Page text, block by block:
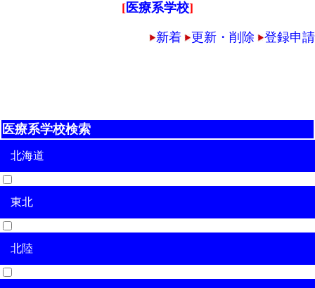
[医療系学校]
新着 更新・削除 登録申請
医療系学校検索
北海道
北海道
東北
青森県
岩手県
宮城県
秋田県
山形県
福島県
北陸